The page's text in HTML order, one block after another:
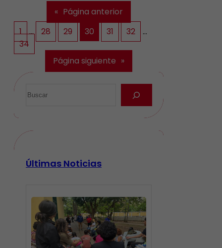
« Página anterior
1
… 28 29 30 31 32
…
34
Página siguiente »
Últimas Noticias